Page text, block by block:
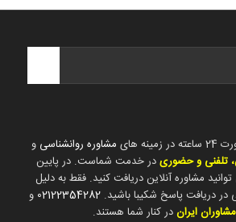
های مشاوره روانشناسی و
تلفنی و حضوریدر خدمت شماست. در پایین
مشاوره آنلاین دریافت کنید. فقط به دلیل
در دریافت پاسخ شکیبا باشید. 02122354282 و
ایراندر کنار شما هستند.